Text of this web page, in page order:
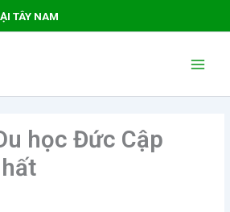
TÂY NAM
học Đức Cập